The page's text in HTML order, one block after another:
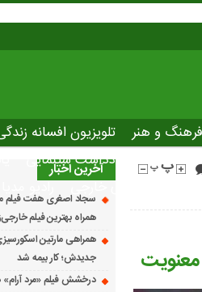
فرهنگ و هنر
تلویزیون افسانه
پلاس مدیا یادداشت سینمایی
دانلود فیلم های خارجی رادیو مدیا
آخرین اخبار
سجاد اصغری هفت فیلم
همراه بهترین فیلم
همراهی مارتین
جدیدش؛ کار بیمه شد
درخشش فیلم «مرد آرام» در